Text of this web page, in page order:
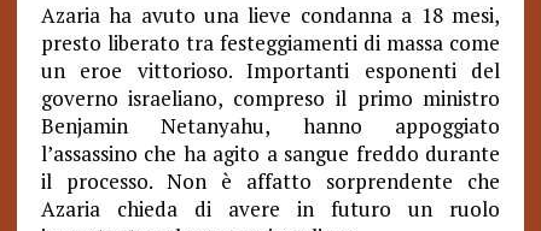
Azaria ha avuto una lieve condanna a 18 mesi,
presto liberato tra festeggiamenti di massa come
un eroe vittorioso. Importanti esponenti del
governo israeliano, compreso il primo ministro
Benjamin Netanyahu, hanno appoggiato
l’assassino che ha agito a sangue freddo durante
il processo. Non è affatto sorprendente che
Azaria chieda di avere in futuro un ruolo